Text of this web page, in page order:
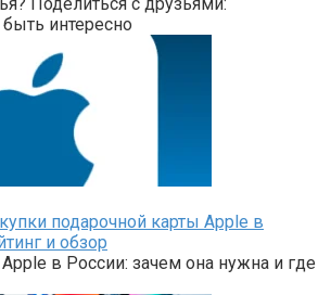
интересно
подарочной карты Apple в
и обзор
в России: зачем она нужна и где